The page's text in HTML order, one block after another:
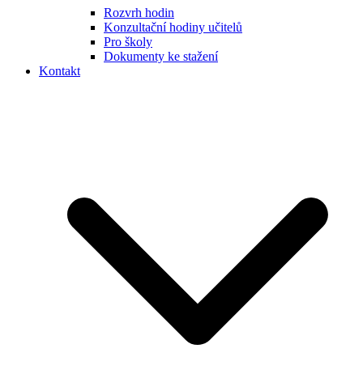
Rozvrh hodin
Konzultační hodiny učitelů
Pro školy
Dokumenty ke stažení
Kontakt